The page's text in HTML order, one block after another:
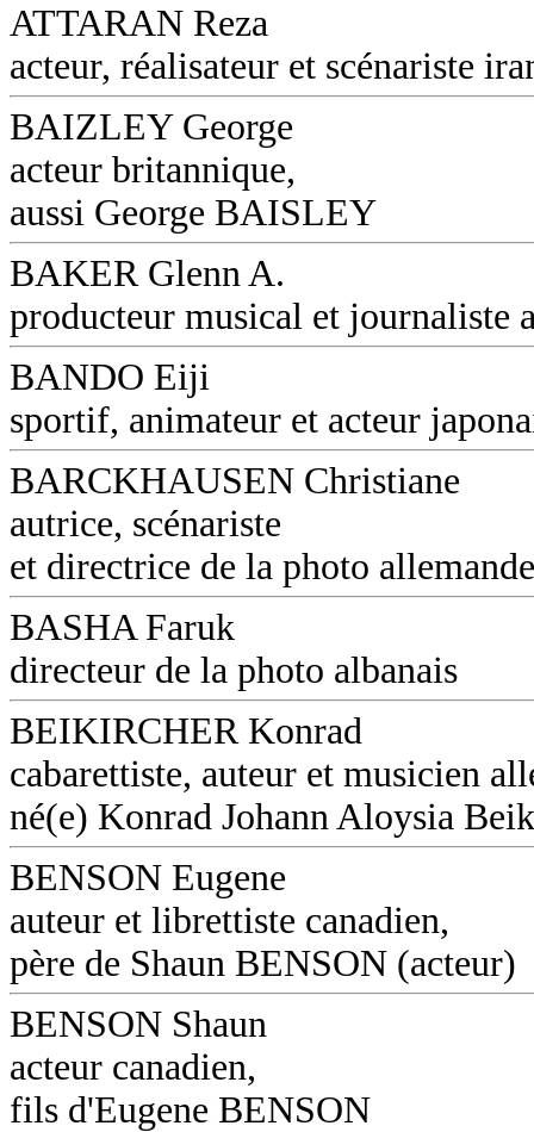
ATTARAN Reza
acteur, réalisateur et scénariste
BAIZLEY George
acteur britannique,
aussi George BAISLEY
BAKER Glenn A.
producteur musical et journaliste
BANDO Eiji
sportif, animateur et acteur
BARCKHAUSEN Christiane
autrice, scénariste
et directrice de la photo allemande
BASHA Faruk
directeur de la photo albanais
BEIKIRCHER Konrad
cabarettiste, auteur et musicien
né(e) Konrad Johann Aloysia
BENSON Eugene
auteur et librettiste canadien,
père de Shaun BENSON (acteur)
BENSON Shaun
acteur canadien,
fils d'Eugene BENSON